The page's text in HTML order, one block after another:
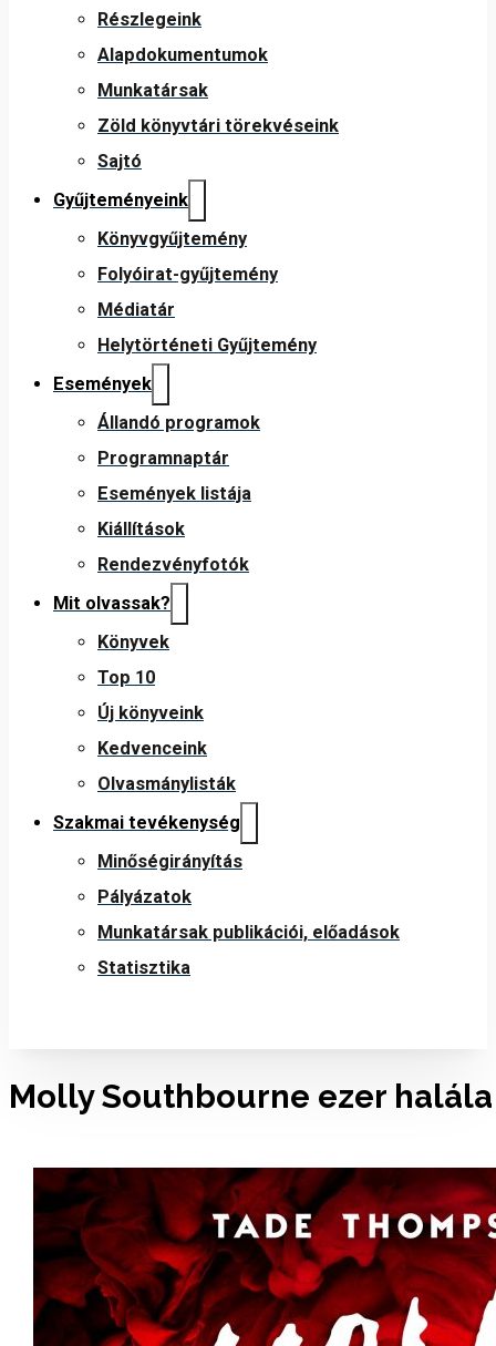
Részlegeink
Alapdokumentumok
Munkatársak
Zöld könyvtári törekvéseink
Sajtó
Gyűjteményeink
Könyvgyűjtemény
Folyóirat-gyűjtemény
Médiatár
Helytörténeti Gyűjtemény
Események
Állandó programok
Programnaptár
Események listája
Kiállítások
Rendezvényfotók
Mit olvassak?
Könyvek
Top 10
Új könyveink
Kedvenceink
Olvasmánylisták
Szakmai tevékenység
Minőségirányítás
Pályázatok
Munkatársak publikációi, előadások
Statisztika
Molly Southbourne ezer